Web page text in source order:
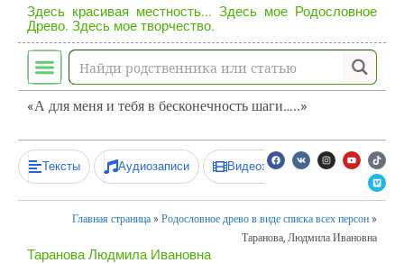
Здесь красивая местность... Здесь мое Родословное
Древо. Здесь мое творчество.
«А для меня и тебя в бесконечность шаги…..»
Тексты Аудиозаписи Видеозаписи
Главная страница » Родословное древо в виде списка всех персон »
Таранова, Людмила Ивановна
Таранова Людмила Ивановна